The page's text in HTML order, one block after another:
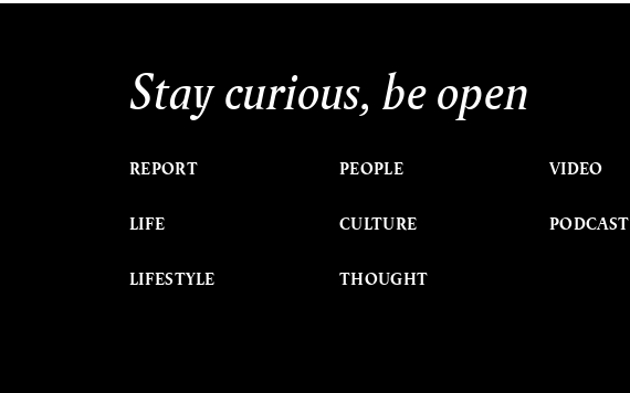
Stay curious, be open
REPORT
LIFE
LIFESTYLE
PEOPLE
CULTURE
THOUGHT
VIDEO
PODCAST